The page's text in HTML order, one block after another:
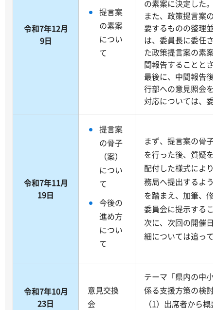
令和7年12月
9日
提言案
の素案
につい
て
の素案に決定した。
また、政策提言案
要するものの整理並
は、委員長に委任さ
た政策提言案の素案
間報告することとさ
最後に、中間報告後
行部への意見照会を
対応については、委
令和7年11月
19日
提言案
の骨子
（案）
につい
て
今後の
進め方
につい
て
まず、提言案の骨
を行った後、質疑を
配付した様式により
務局へ提出するよう
を踏まえ、加筆、修
委員会に提示するこ
次に、次回の開催日
細については追って
令和7年10月
23日
意見交換
会
テーマ「県内の中小
係る支援方策の検討
（1）出席者から概